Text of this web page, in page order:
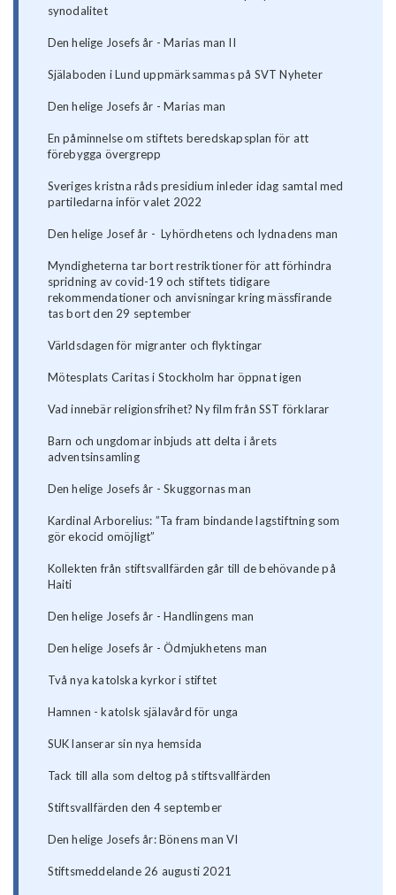
synodalitet
Den helige Josefs år - Marias man II
Själaboden i Lund uppmärksammas på SVT Nyheter
Den helige Josefs år - Marias man
En påminnelse om stiftets beredskapsplan för att
förebygga övergrepp
Sveriges kristna råds presidium inleder idag samtal med
partiledarna inför valet 2022
Den helige Josef år - Lyhördhetens och lydnadens man
Myndigheterna tar bort restriktioner för att förhindra
spridning av covid-19 och stiftets tidigare
rekommendationer och anvisningar kring mässfirande
tas bort den 29 september
Världsdagen för migranter och flyktingar
Mötesplats Caritas i Stockholm har öppnat igen
Vad innebär religionsfrihet? Ny film från SST förklarar
Barn och ungdomar inbjuds att delta i årets
adventsinsamling
Den helige Josefs år - Skuggornas man
Kardinal Arborelius: ”Ta fram bindande lagstiftning som
gör ekocid omöjligt”
Kollekten från stiftsvallfärden går till de behövande på
Haiti
Den helige Josefs år - Handlingens man
Den helige Josefs år - Ödmjukhetens man
Två nya katolska kyrkor i stiftet
Hamnen - katolsk själavård för unga
SUK lanserar sin nya hemsida
Tack till alla som deltog på stiftsvallfärden
Stiftsvallfärden den 4 september
Den helige Josefs år: Bönens man VI
Stiftsmeddelande 26 augusti 2021